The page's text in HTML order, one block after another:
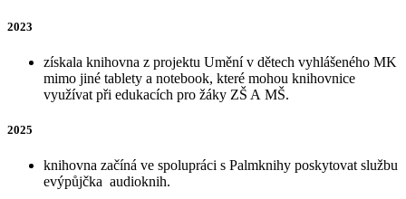
2023
získala knihovna z projektu Umění v dětech vyhlášeného MK
mimo jiné tablety a notebook, které mohou knihovnice
využívat při edukacích pro žáky ZŠ A MŠ.
2025
knihovna začíná ve spolupráci s Palmknihy poskytovat službu
evýpůjčka audioknih.